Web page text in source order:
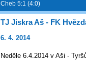
Cheb 5:1 (4:0)
TJ Jiskra Aš - FK
6. 4. 2014
Neděle 6.4.2014 v Aši -